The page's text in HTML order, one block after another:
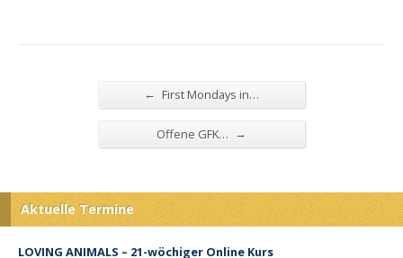
← First Mondays in…
Offene GFK… →
Aktuelle Termine
LOVING ANIMALS – 21-wöchiger Online Kurs